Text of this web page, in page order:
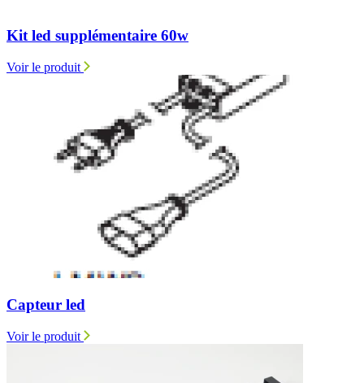
Kit led supplémentaire 60w
Voir le produit
Capteur led
Voir le produit